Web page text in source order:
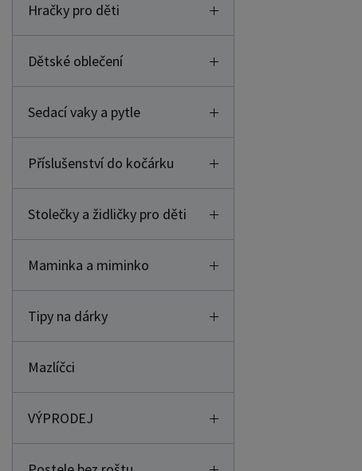
Hračky pro děti
Dětské oblečení
Sedací vaky a pytle
Příslušenství do kočárku
Stolečky a židličky pro děti
Maminka a miminko
Tipy na dárky
Mazlíčci
VÝPRODEJ